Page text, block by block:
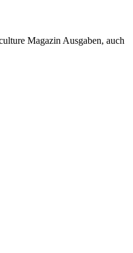
Magazin Ausgaben, auch